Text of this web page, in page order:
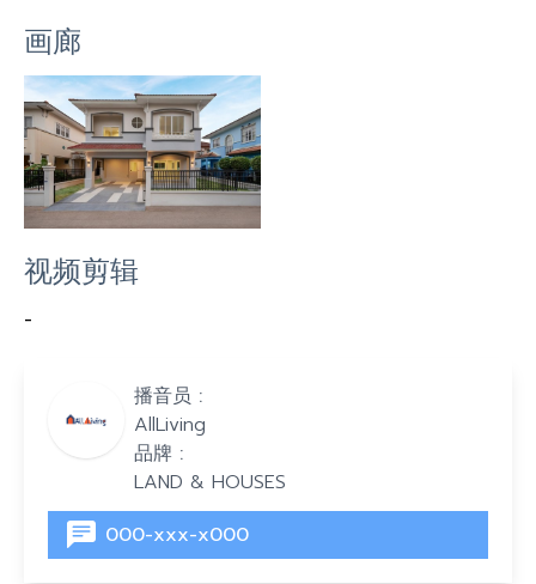
画廊
视频剪辑
-
播音员 :
AllLiving
品牌 :
LAND & HOUSES
000-xxx-x000